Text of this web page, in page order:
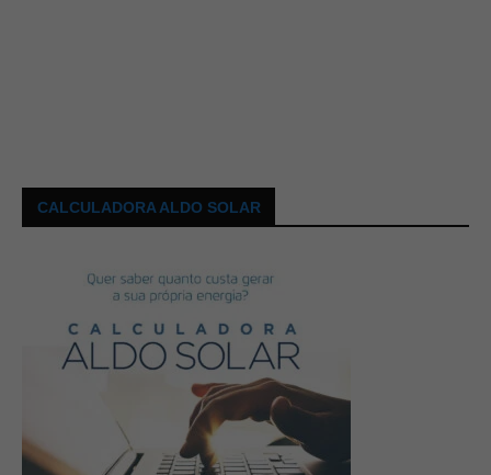
CALCULADORA ALDO SOLAR